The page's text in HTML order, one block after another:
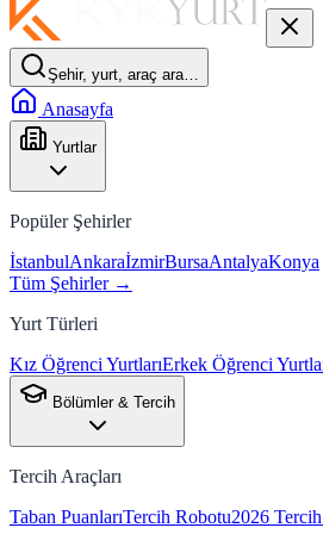
Şehir, yurt, araç ara…
Anasayfa
Yurtlar
Popüler Şehirler
İstanbulAnkaraİzmirBursaAntalyaKonya
Tüm Şehirler →
Yurt Türleri
Kız Öğrenci YurtlarıErkek Öğrenci
Bölümler & Tercih
Tercih Araçları
Taban PuanlarıTercih Robotu2026